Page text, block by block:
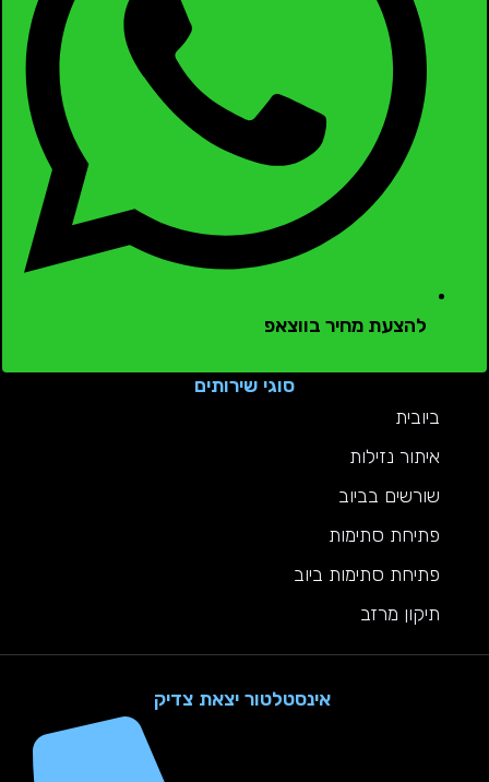
להצעת מחיר בווצאפ
סוגי שירותים
ביובית
איתור נזילות
שורשים בביוב
פתיחת סתימות
פתיחת סתימות ביוב
תיקון מרזב
אינסטלטור יצאת צדיק